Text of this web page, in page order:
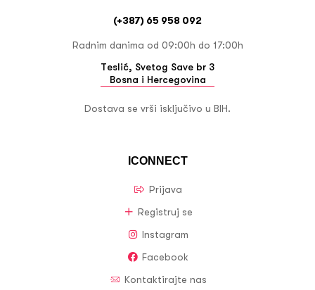
ICONNECT
Prijava
Registruj se
Instagram
Facebook
Kontaktirajte nas
(+387) 65 958 092
Radnim danima od 09:00h do 17:00h
Teslić, Svetog Save br 3
Bosna i Hercegovina
Dostava se vrši isključivo u BIH.